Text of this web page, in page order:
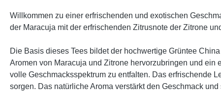
Willkommen zu einer erfrischenden und exotischen
der Maracuja mit der erfrischenden Zitrusnote der Zitrone
Die Basis dieses Tees bildet der hochwertige Grüntee
Aromen von Maracuja und Zitrone hervorzubringen und
volle Geschmacksspektrum zu entfalten. Das erfrischende
sorgen. Das natürliche Aroma verstärkt den Geschmack